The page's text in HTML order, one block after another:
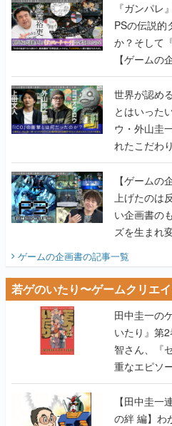
『ガンパ
PSの伝説的
か？そして
【ゲームの
世界が認め
とはいった
ウ・外山圭
れたこだわ
画書】
【ゲームの
上げたのは
い企画書の
ズを生まれ
ビュー】
ゲームの企画書の記事一覧
若ゲのいたり〜ゲームクリエ
田中圭一の
いたり』第
智さん、『
重なエピソ
【田中圭一
の絆 編】わ